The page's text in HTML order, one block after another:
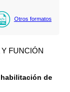
Otros formatos
FUNCIÓN
de